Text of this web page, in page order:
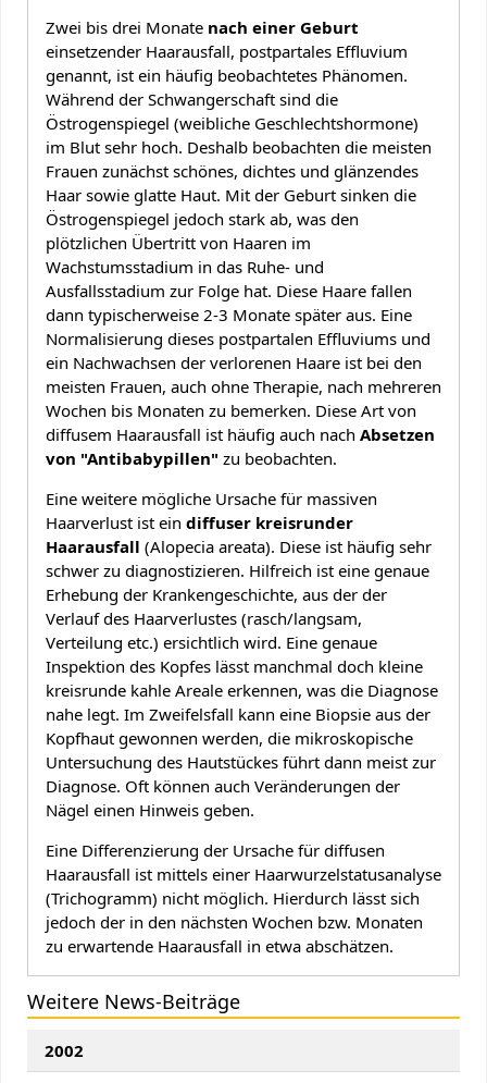
Zwei bis drei Monate nach einer Geburt
einsetzender Haarausfall, postpartales Effluvium
genannt, ist ein häufig beobachtetes Phänomen.
Während der Schwangerschaft sind die
Östrogenspiegel (weibliche Geschlechtshormone)
im Blut sehr hoch. Deshalb beobachten die meisten
Frauen zunächst schönes, dichtes und glänzendes
Haar sowie glatte Haut. Mit der Geburt sinken die
Östrogenspiegel jedoch stark ab, was den
plötzlichen Übertritt von Haaren im
Wachstumsstadium in das Ruhe- und
Ausfallsstadium zur Folge hat. Diese Haare fallen
dann typischerweise 2-3 Monate später aus. Eine
Normalisierung dieses postpartalen Effluviums und
ein Nachwachsen der verlorenen Haare ist bei den
meisten Frauen, auch ohne Therapie, nach mehreren
Wochen bis Monaten zu bemerken. Diese Art von
diffusem Haarausfall ist häufig auch nach Absetzen
von "Antibabypillen" zu beobachten.
Eine weitere mögliche Ursache für massiven
Haarverlust ist ein diffuser kreisrunder
Haarausfall (Alopecia areata). Diese ist häufig sehr
schwer zu diagnostizieren. Hilfreich ist eine genaue
Erhebung der Krankengeschichte, aus der der
Verlauf des Haarverlustes (rasch/langsam,
Verteilung etc.) ersichtlich wird. Eine genaue
Inspektion des Kopfes lässt manchmal doch kleine
kreisrunde kahle Areale erkennen, was die Diagnose
nahe legt. Im Zweifelsfall kann eine Biopsie aus der
Kopfhaut gewonnen werden, die mikroskopische
Untersuchung des Hautstückes führt dann meist zur
Diagnose. Oft können auch Veränderungen der
Nägel einen Hinweis geben.
Eine Differenzierung der Ursache für diffusen
Haarausfall ist mittels einer Haarwurzelstatusanalyse
(Trichogramm) nicht möglich. Hierdurch lässt sich
jedoch der in den nächsten Wochen bzw. Monaten
zu erwartende Haarausfall in etwa abschätzen.
Weitere News-Beiträge
2002